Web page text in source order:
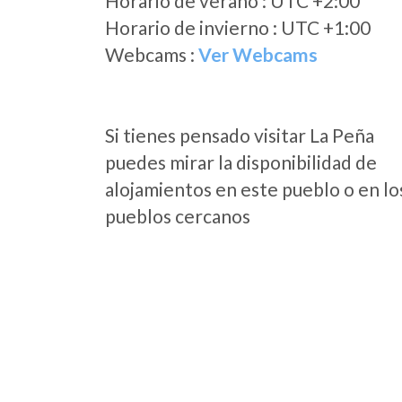
Horario de invierno : UTC +1:00
Webcams : Ver Webcams
Si tienes pensado visitar La Peña
puedes mirar la disponibilidad de
alojamientos en este pueblo o en
pueblos cercanos